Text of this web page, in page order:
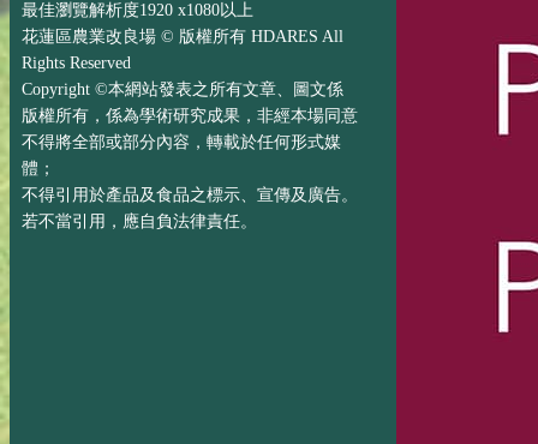
最佳瀏覽解析度1920 x1080以上
花蓮區農業改良場 © 版權所有 HDARES All
Rights Reserved
Copyright ©本網站發表之所有文章、圖文係
版權所有，係為學術研究成果，非經本場同意
不得將全部或部分內容，轉載於任何形式媒
體；
不得引用於產品及食品之標示、宣傳及廣告。
若不當引用，應自負法律責任。